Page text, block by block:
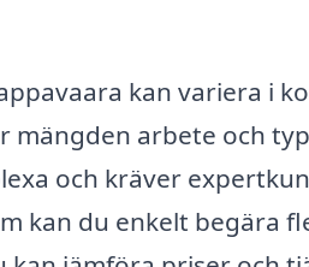
kan variera i
mängden arbete och
och kräver
kan du enkelt begära